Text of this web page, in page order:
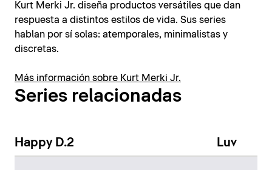
Kurt Merki Jr. diseña productos versátiles que dan
respuesta a distintos estilos de vida. Sus series
hablan por sí solas: atemporales, minimalistas y
discretas.
Más información sobre Kurt Merki Jr.
Series relacionadas
Happy D.2 Luv